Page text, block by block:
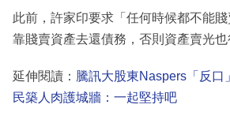
此前，許家印要求「任何時候都不能
靠賤賣資產去還債務，否則資產賣光也
延伸閱讀： 騰訊大股東Naspers「反口
民築人肉護城牆：一起堅持吧